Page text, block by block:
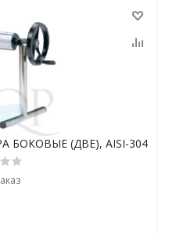
ОПОРЫ Т-ОБРАЗНЫЕ РОЛЛЕРА БОКОВЫЕ (ДВЕ), AISI-304